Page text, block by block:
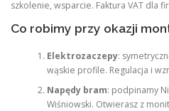
szkolenie, wsparcie. Faktura VAT dla
Co robimy przy okazji
Elektrozaczepy:
wąskie profile. Regulacja i
Napędy bram: podpinamy
Wiśniowski. Otwierasz z